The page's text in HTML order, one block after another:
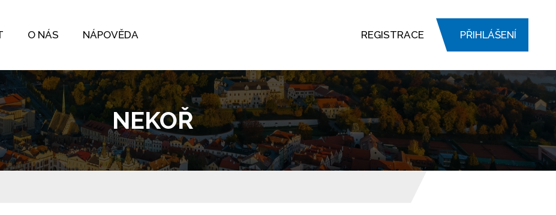
O NÁS NÁPOVĚDA REGISTRACE PŘIHLÁŠENÍ
NEKOŘ